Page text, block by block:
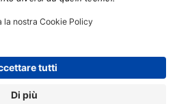
Us